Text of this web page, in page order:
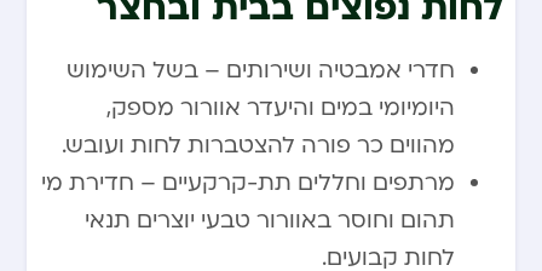
חדרי אמבטיה ושירותים – בשל השימוש
היומיומי במים והיעדר אוורור מספק,
מהווים כר פורה להצטברות לחות ועובש.
מרתפים וחללים תת-קרקעיים – חדירת מי
תהום וחוסר באוורור טבעי יוצרים תנאי
לחות קבועים.